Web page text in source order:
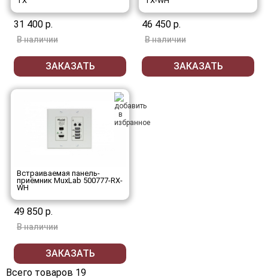
31 400 р.
В наличии
ЗАКАЗАТЬ
46 450 р.
В наличии
ЗАКАЗАТЬ
Встраиваемая панель-
приёмник MuxLab 500777-RX-
WH
49 850 р.
В наличии
ЗАКАЗАТЬ
Всего товаров 19